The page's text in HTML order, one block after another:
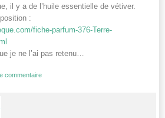
il y a de l’huile essentielle de vétiver.
:
fiche-parfum-376-Terre-
je ne l’ai pas retenu…
commentaire